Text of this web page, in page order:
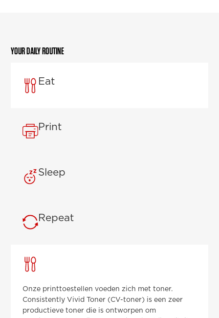
YOUR DAILY ROUTINE
Eat
Print
Sleep
Repeat
Onze printtoestellen voeden zich met toner.
Consistently Vivid Toner (CV-toner) is een zeer
productieve toner die is ontworpen om